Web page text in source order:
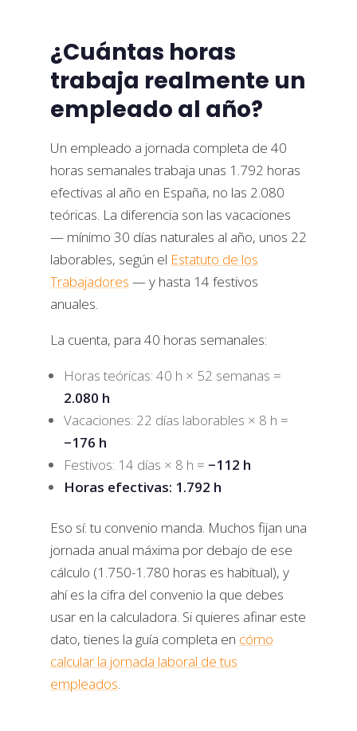
¿Cuántas horas
trabaja realmente un
empleado al año?
Un empleado a jornada completa de 40
horas semanales trabaja unas 1.792 horas
efectivas al año en España, no las 2.080
teóricas. La diferencia son las vacaciones
— mínimo 30 días naturales al año, unos 22
laborables, según el Estatuto de los
Trabajadores — y hasta 14 festivos
anuales.
La cuenta, para 40 horas semanales:
Horas teóricas: 40 h × 52 semanas =
2.080 h
Vacaciones: 22 días laborables × 8 h =
−176 h
Festivos: 14 días × 8 h = −112 h
Horas efectivas: 1.792 h
Eso sí: tu convenio manda. Muchos fijan una
jornada anual máxima por debajo de ese
cálculo (1.750-1.780 horas es habitual), y
ahí es la cifra del convenio la que debes
usar en la calculadora. Si quieres afinar este
dato, tienes la guía completa en cómo
calcular la jornada laboral de tus
empleados.